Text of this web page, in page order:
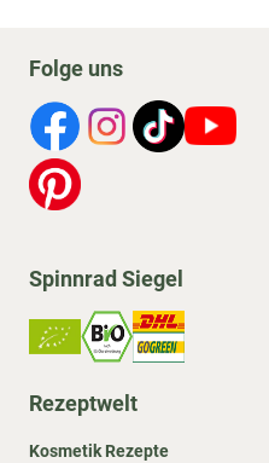
Folge uns
Spinnrad Siegel
Rezeptwelt
Kosmetik Rezepte